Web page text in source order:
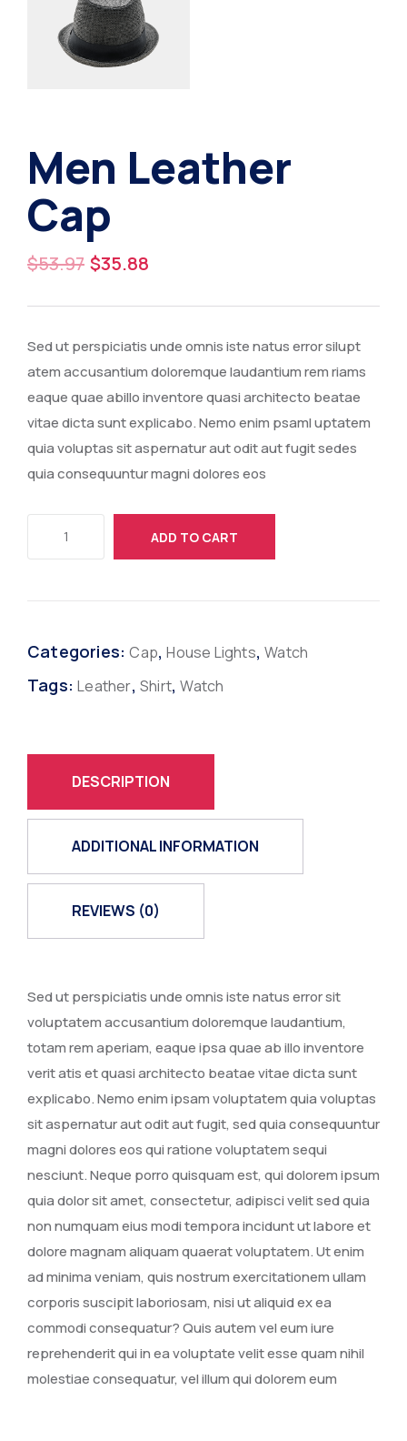
Men Leather
Cap
$53.97 $35.88
Sed ut perspiciatis unde omnis iste natus error silupt
atem accusantium doloremque laudantium rem riams
eaque quae abillo inventore quasi architecto beatae
vitae dicta sunt explicabo. Nemo enim psaml uptatem
quia voluptas sit aspernatur aut odit aut fugit sedes
quia consequuntur magni dolores eos
ADD TO CART
Categories:Cap,House Lights,Watch
Tags:Leather,Shirt,Watch
DESCRIPTION
ADDITIONAL INFORMATION
REVIEWS (0)
Sed ut perspiciatis unde omnis iste natus error sit
voluptatem accusantium doloremque laudantium,
totam rem aperiam, eaque ipsa quae ab illo inventore
verit atis et quasi architecto beatae vitae dicta sunt
explicabo. Nemo enim ipsam voluptatem quia voluptas
sit aspernatur aut odit aut fugit, sed quia consequuntur
magni dolores eos qui ratione voluptatem sequi
nesciunt. Neque porro quisquam est, qui dolorem ipsum
quia dolor sit amet, consectetur, adipisci velit sed quia
non numquam eius modi tempora incidunt ut labore et
dolore magnam aliquam quaerat voluptatem. Ut enim
ad minima veniam, quis nostrum exercitationem ullam
corporis suscipit laboriosam, nisi ut aliquid ex ea
commodi consequatur? Quis autem vel eum iure
reprehenderit qui in ea voluptate velit esse quam nihil
molestiae consequatur, vel illum qui dolorem eum